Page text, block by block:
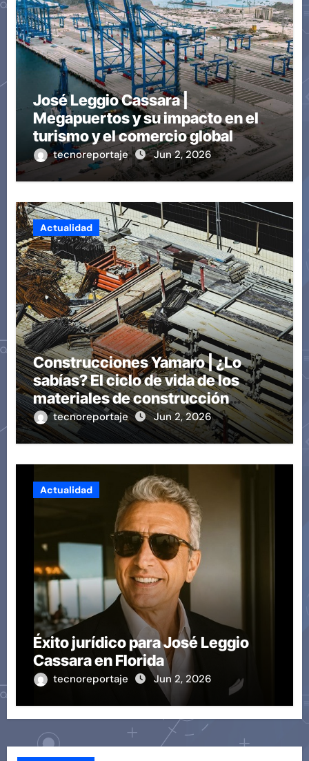
José Leggio Cassara |
Megapuertos y su impacto en el
turismo y el comercio global
tecnoreportaje Jun 2, 2026
Actualidad
Construcciones Yamaro | ¿Lo
sabías? El ciclo de vida de los
materiales de construcción
revoluciona eficiencia en
proyectos modernos
tecnoreportaje Jun 2, 2026
Actualidad
Éxito jurídico para José Leggio
Cassara en Florida
tecnoreportaje Jun 2, 2026